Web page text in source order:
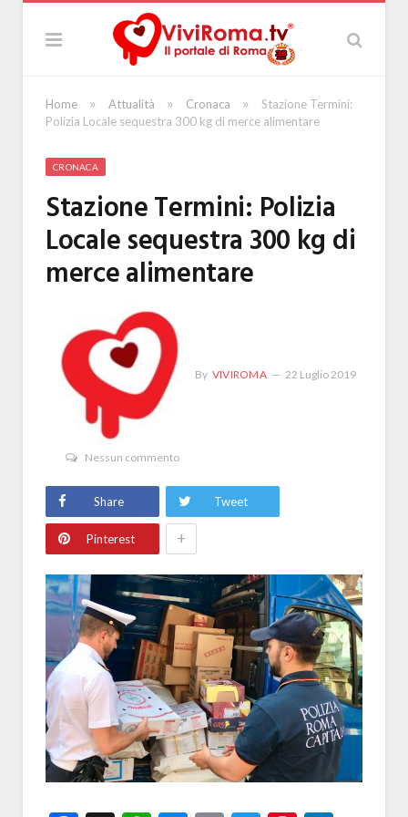
Home » Attualità » Cronaca »
Stazione Termini:
Polizia Locale sequestra 300 kg di merce alimentare
CRONACA
Stazione Termini: Polizia
Locale sequestra 300 kg di
merce alimentare
By VIVIROMA 22 Luglio 2019
Nessun commento
Share Tweet
Pinterest +